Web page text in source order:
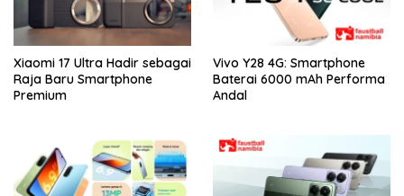
Xiaomi 17 Ultra Hadir sebagai
Raja Baru Smartphone
Premium
Vivo Y28 4G: Smartphone
Baterai 6000 mAh Performa
Andal